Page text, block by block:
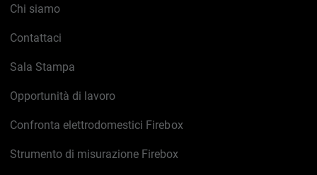
Chi siamo
Contattaci
Sala Stampa
Opportunità di lavoro
Confronta elettrodomestici Firebox
Strumento di misurazione Firebox